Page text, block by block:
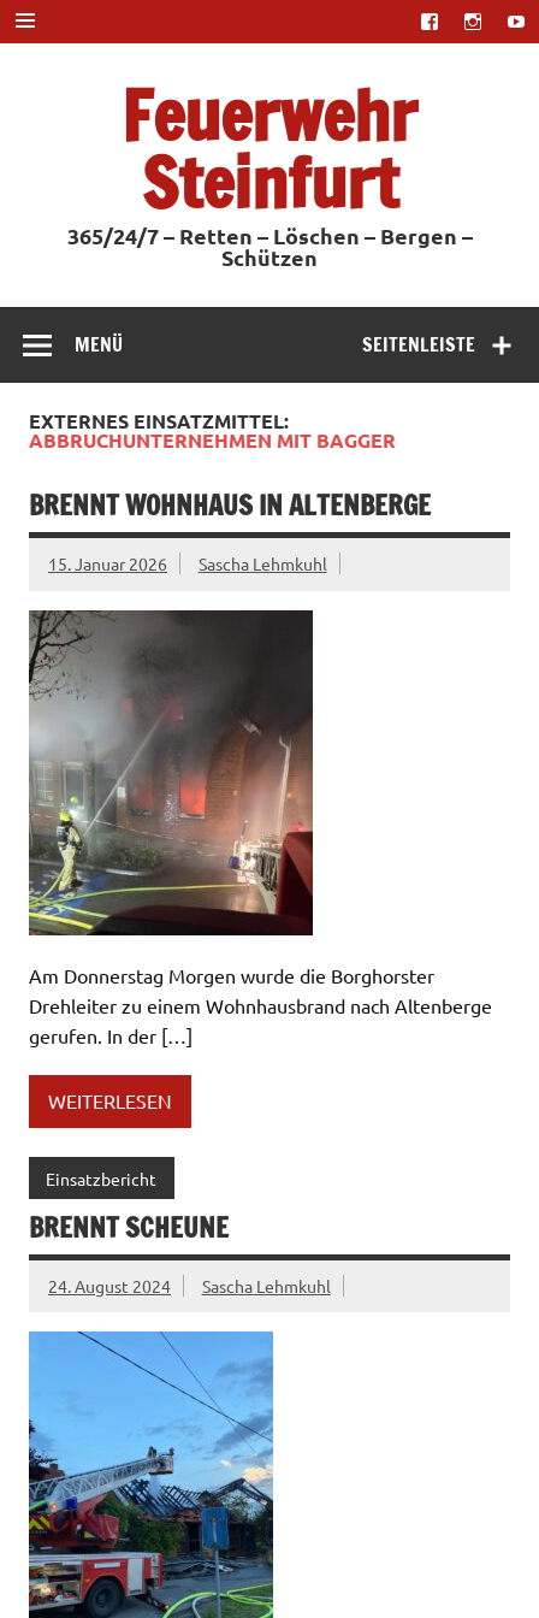
Zum
Inhalt
springen
Feuerwehr
Steinfurt
365/24/7 – Retten – Löschen – Bergen –
Schützen
SEITENLEISTE
MENÜ
EXTERNES EINSATZMITTEL:
ABBRUCHUNTERNEHMEN MIT BAGGER
BRENNT WOHNHAUS IN ALTENBERGE
15. Januar 2026 Sascha Lehmkuhl
Am Donnerstag Morgen wurde die Borghorster
Drehleiter zu einem Wohnhausbrand nach Altenberge
gerufen. In der […]
WEITERLESEN
Einsatzbericht
BRENNT SCHEUNE
24. August 2024 Sascha Lehmkuhl